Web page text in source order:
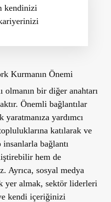
kendinizi
Kurmanın Önemi
olmanın bir diğer anahtarı
Önemli bağlantılar
yardımcı
katılarak ve
bağlantı
hem de
Ayrıca, sosyal medya
yer almak, sektör liderleri
kendi içeriğinizi